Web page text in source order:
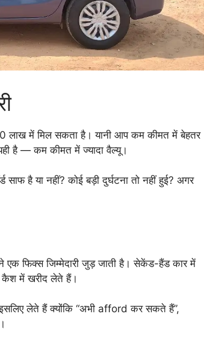
लाख में मिल सकता है। यानी आप कम कीमत में बेहतर
है — कम कीमत में ज्यादा वैल्यू।
साफ है या नहीं? कोई बड़ी दुर्घटना तो नहीं हुई? अगर
एक फिक्स जिम्मेदारी जुड़ जाती है। सेकेंड-हैंड कार में
कैश में खरीद लेते हैं।
लेते हैं क्योंकि “अभी afford कर सकते हैं”,